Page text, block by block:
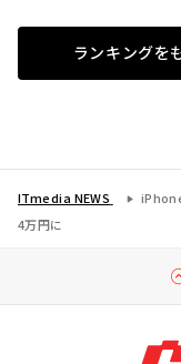
ランキングを
ITmedia NEWS
4万円に